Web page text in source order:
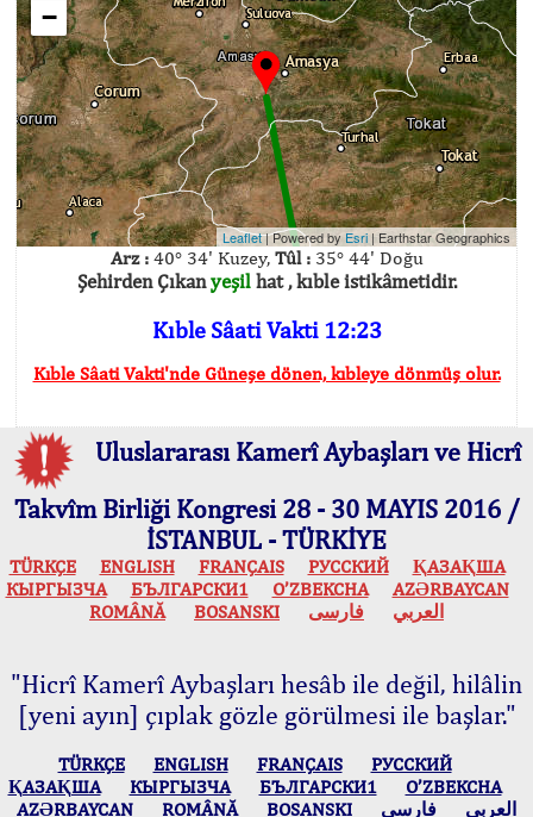
−
Leaflet| Powered by Esri |Earthstar Geographics
Arz :40° 34' Kuzey, Tûl :35° 44' Doğu
Şehirden Çıkanyeşilhat , kıble istikâmetidir.
Kıble Sâati Vakti 12:23
Kıble Sâati Vakti'nde Güneşe dönen, kıbleye dönmüş olur.
Uluslararası Kamerî Aybaşları ve Hicrî
Takvîm Birliği Kongresi 28 - 30 MAYIS 2016 /
İSTANBUL - TÜRKİYE
TÜRKÇE ENGLISH FRANÇAIS РУССКИЙ
ҚАЗАҚША
КЫPГЫЗЧA
БЪЛГАРСКИ1 O’ZBEKCHA
AZӘRBAYCAN
ROMÂNĂ
BOSANSKI العربي فارسی
"Hicrî Kamerî Aybaşları hesâb ile değil, hilâlin
[yeni ayın] çıplak gözle görülmesi ile başlar."
TÜRKÇE ENGLISH FRANÇAIS
РУССКИЙ
ҚАЗАҚША
КЫPГЫЗЧA БЪЛГАРСКИ1
O’ZBEKCHA
AZӘRBAYCAN
ROMÂNĂ BOSANSKI العربي فارسی